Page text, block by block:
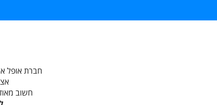
חברת אופל
חשוב